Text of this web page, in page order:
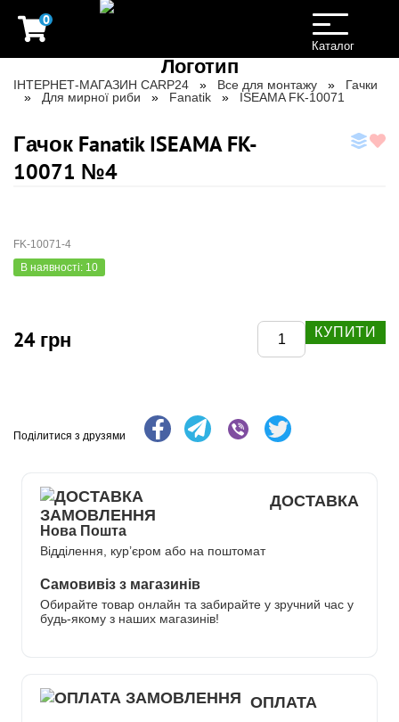
0
Toggle
navigation
Каталог
ІНТЕРНЕТ-МАГАЗИН CARP24 Все для монтажу
Гачки
Для мирної риби
Fanatik ISEAMA FK-10071
Гачок Fanatik ISEAMA FK-
10071 №4
FK-10071-4
В наявності: 10
24 грн КУПИТИ
Поділитися з друзями
ДОСТАВКА
Нова Пошта
Відділення, кур’єром або на поштомат
Самовивіз з магазинів
Обирайте товар онлайн та забирайте у зручний час у
будь-якому з наших магазинів!
ОПЛАТА